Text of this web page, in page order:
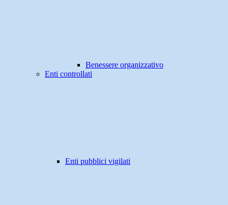
Benessere organizzativo
Enti controllati
Enti pubblici vigilati